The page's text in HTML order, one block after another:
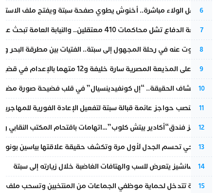
6
بعد حفل الولاء مباشرة.. أخنوش يطوي صفحة سبتة ويفتح ملف
7
مقاطعة الدفاع تشل محاكمات 410 معتقلين.. والنيابة العامة تبحث عن حل قانوني
8
المسكوت عنه في رحلة المجهول إلى سبتة.. الفتيات بين مطرقة البحر
9
الحكم على المذيعة المصرية سارة خليفة و12 متهما بالإعدام في قضية هزت بلاد الفراعنة
10
بعد انكشاف الحقيقة.. “إل كونفيدينسيال” في قلب فضيحة صورة
11
إسبانيا تنصب حواجز عائمة قبالة سبتة لتفعيل الإعادة الفورية للمهاجرين
12
أزمة تهز فندق“أكادير بيتش كلوب”…اتهامات باقتحام المكتب النقابي
13
نورا فتحي تحسم الجدل لأول مرة وتكشف حقيقة علاقتها بياسين بونو
14
بيدرو سانشيز يتعرض للسب والهتافات الغاضبة خلال زيارته إلى سبتة
15
الداخلية تتدخل لحماية موظفي الجماعات من المنتخبين وتسحب ملف